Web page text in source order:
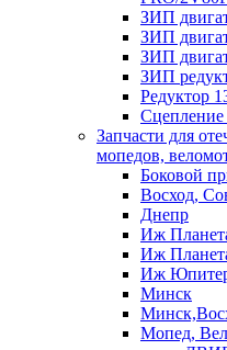
ЗИП
ЗИП
ЗИП
ЗИП
Редуктор
Сцепление
Запчасти для
мопедов,
Боковой
Восход,
Днепр
Иж
Иж
Иж
Минск
Мопед,